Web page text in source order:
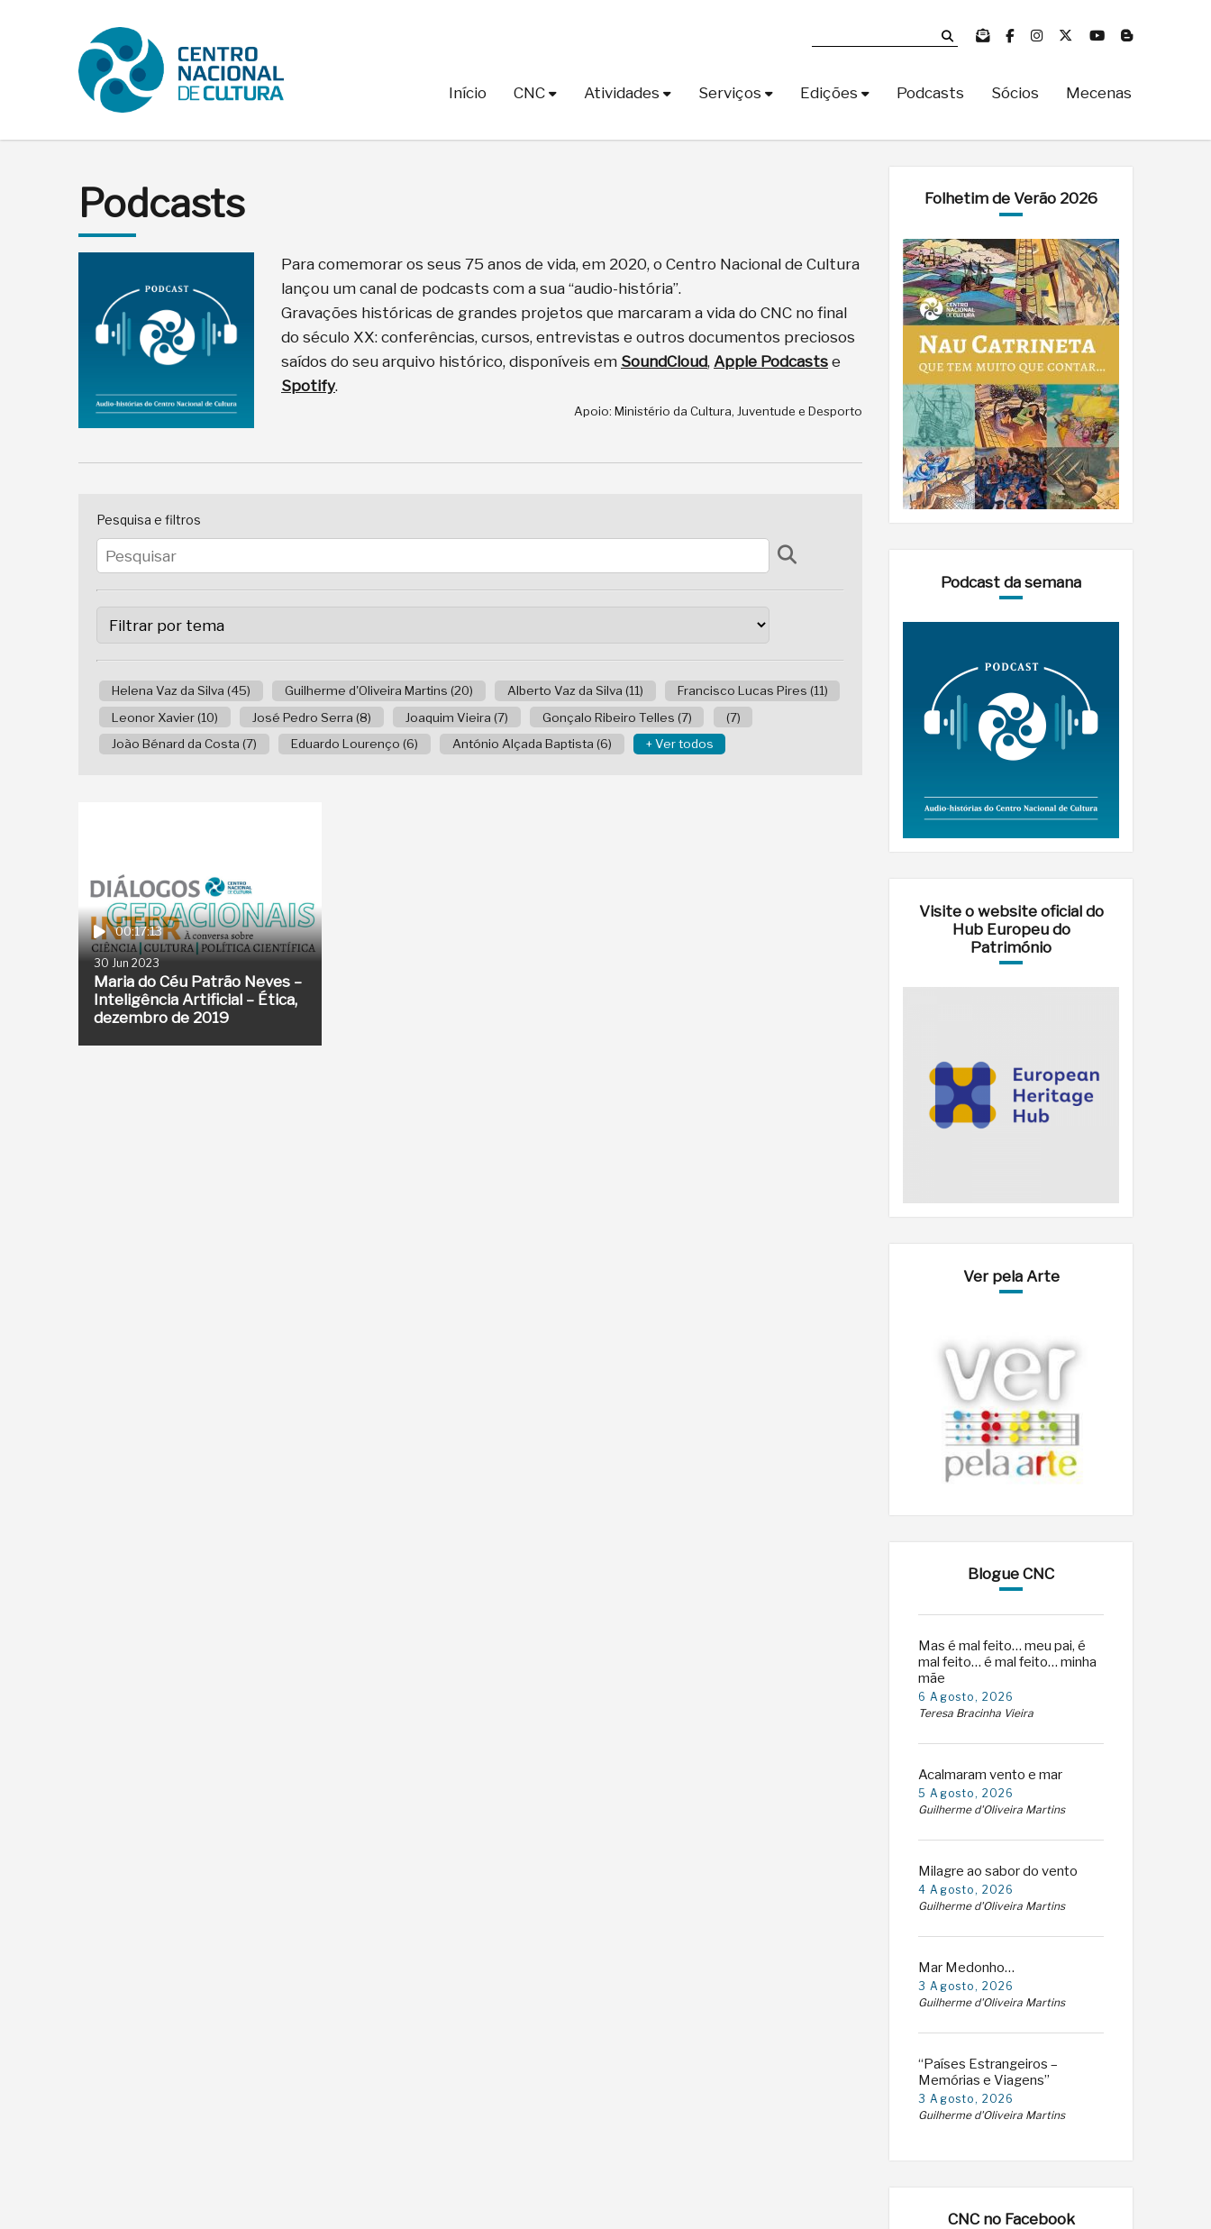
Início CNC Atividades Serviços Edições Podcasts Sócios Mecenas
Podcasts
Para comemorar os seus 75 anos de vida, em 2020, o Centro Nacional de Cultura
lançou um canal de podcasts com a sua “audio-história”.
Gravações históricas de grandes projetos que marcaram a vida do CNC no final
do século XX: conferências, cursos, entrevistas e outros documentos preciosos
saídos do seu arquivo histórico, disponíveis em SoundCloud, Apple Podcasts e
Spotify.
Apoio: Ministério da Cultura, Juventude e Desporto
Pesquisa e filtros
Helena Vaz da Silva (45) Guilherme d'Oliveira Martins (20) Alberto Vaz da Silva (11)
Francisco Lucas Pires (11)
Leonor Xavier (10)
José Pedro Serra (8) Joaquim Vieira (7) Gonçalo Ribeiro Telles (7)
(7)
João Bénard da Costa (7)
Eduardo Lourenço (6) António Alçada Baptista (6) + Ver todos
00:17:13
30 Jun 2023
Maria do Céu Patrão Neves –
Inteligência Artificial – Ética,
dezembro de 2019
Folhetim de Verão 2026
Podcast da semana
Visite o website oficial do
Hub Europeu do
Património
Ver pela Arte
Blogue CNC
Mas é mal feito… meu pai, é
mal feito… é mal feito… minha
mãe
6 Agosto, 2026
Teresa Bracinha Vieira
Acalmaram vento e mar
5 Agosto, 2026
Guilherme d'Oliveira Martins
Milagre ao sabor do vento
4 Agosto, 2026
Guilherme d'Oliveira Martins
Mar Medonho…
3 Agosto, 2026
Guilherme d'Oliveira Martins
“Países Estrangeiros –
Memórias e Viagens”
3 Agosto, 2026
Guilherme d'Oliveira Martins
CNC no Facebook